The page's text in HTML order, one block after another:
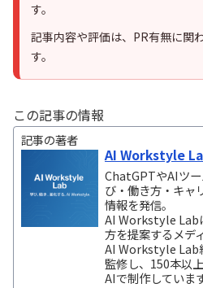
す。
記事内容や評価は、PR有無に関
す。
この記事の情報
記事の著者
AI Workstyle
ChatGPTやAIツ
び・働き方・キャ
情報を発信。
AI Workstyle Lab
方を提案するメデ
AI Workstyle Lab
監修し、150本以
AIで制作しています